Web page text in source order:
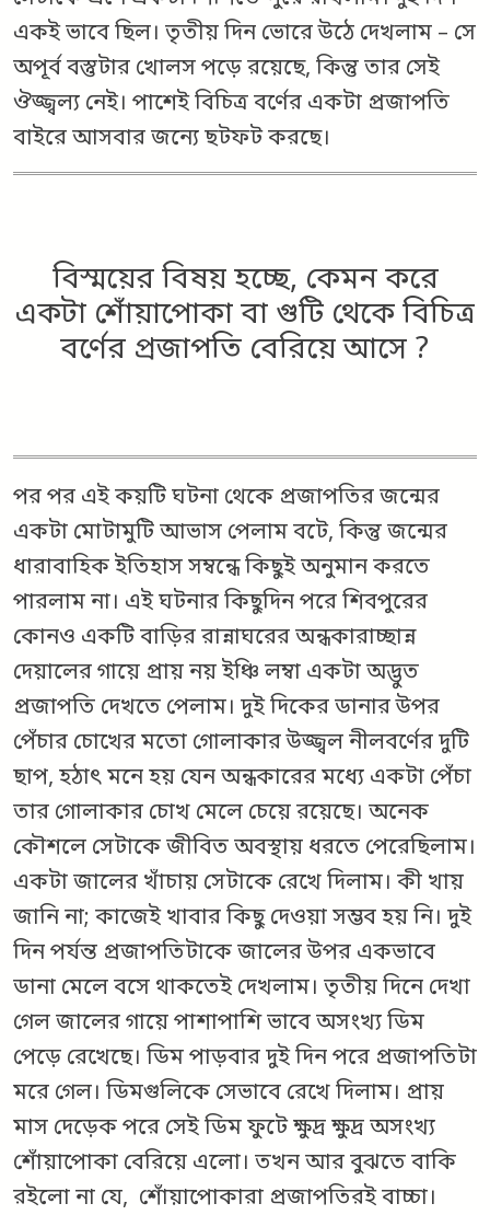
একই ভাবে ছিল। তৃতীয় দিন ভোরে উঠে দেখলাম – সে
অপূর্ব বস্তুটার খোলস পড়ে রয়েছে, কিন্তু তার সেই
ঔজ্জ্বল্য নেই। পাশেই বিচিত্র বর্ণের একটা প্রজাপতি
বাইরে আসবার জন্যে ছটফট করছে।
বিস্ময়ের বিষয় হচ্ছে, কেমন করে
একটা শোঁয়াপোকা বা গুটি থেকে বিচিত্র
বর্ণের প্রজাপতি বেরিয়ে আসে ?
পর পর এই কয়টি ঘটনা থেকে প্রজাপতির জন্মের
একটা মোটামুটি আভাস পেলাম বটে, কিন্তু জন্মের
ধারাবাহিক ইতিহাস সম্বন্ধে কিছুই অনুমান করতে
পারলাম না। এই ঘটনার কিছুদিন পরে শিবপুরের
কোনও একটি বাড়ির রান্নাঘরের অন্ধকারাচ্ছান্ন
দেয়ালের গায়ে প্রায় নয় ইঞ্চি লম্বা একটা অদ্ভুত
প্রজাপতি দেখতে পেলাম। দুই দিকের ডানার উপর
পেঁচার চোখের মতো গোলাকার উজ্জ্বল নীলবর্ণের দুটি
ছাপ, হঠাৎ মনে হয় যেন অন্ধকারের মধ্যে একটা পেঁচা
তার গোলাকার চোখ মেলে চেয়ে রয়েছে। অনেক
কৌশলে সেটাকে জীবিত অবস্থায় ধরতে পেরেছিলাম।
একটা জালের খাঁচায় সেটাকে রেখে দিলাম। কী খায়
জানি না; কাজেই খাবার কিছু দেওয়া সম্ভব হয় নি। দুই
দিন পর্যন্ত প্রজাপতিটাকে জালের উপর একভাবে
ডানা মেলে বসে থাকতেই দেখলাম। তৃতীয় দিনে দেখা
গেল জালের গায়ে পাশাপাশি ভাবে অসংখ্য ডিম
পেড়ে রেখেছে। ডিম পাড়বার দুই দিন পরে প্রজাপতিটা
মরে গেল। ডিমগুলিকে সেভাবে রেখে দিলাম। প্রায়
মাস দেড়েক পরে সেই ডিম ফুটে ক্ষুদ্র ক্ষুদ্র অসংখ্য
শোঁয়াপোকা বেরিয়ে এলো। তখন আর বুঝতে বাকি
রইলো না যে, শোঁয়াপোকারা প্রজাপতিরই বাচ্চা।